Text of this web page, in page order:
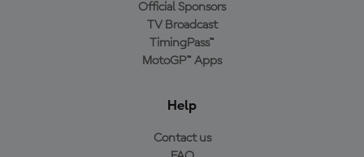
Official Sponsors
TV Broadcast
TimingPass™
MotoGP™ Apps
Help
Contact us